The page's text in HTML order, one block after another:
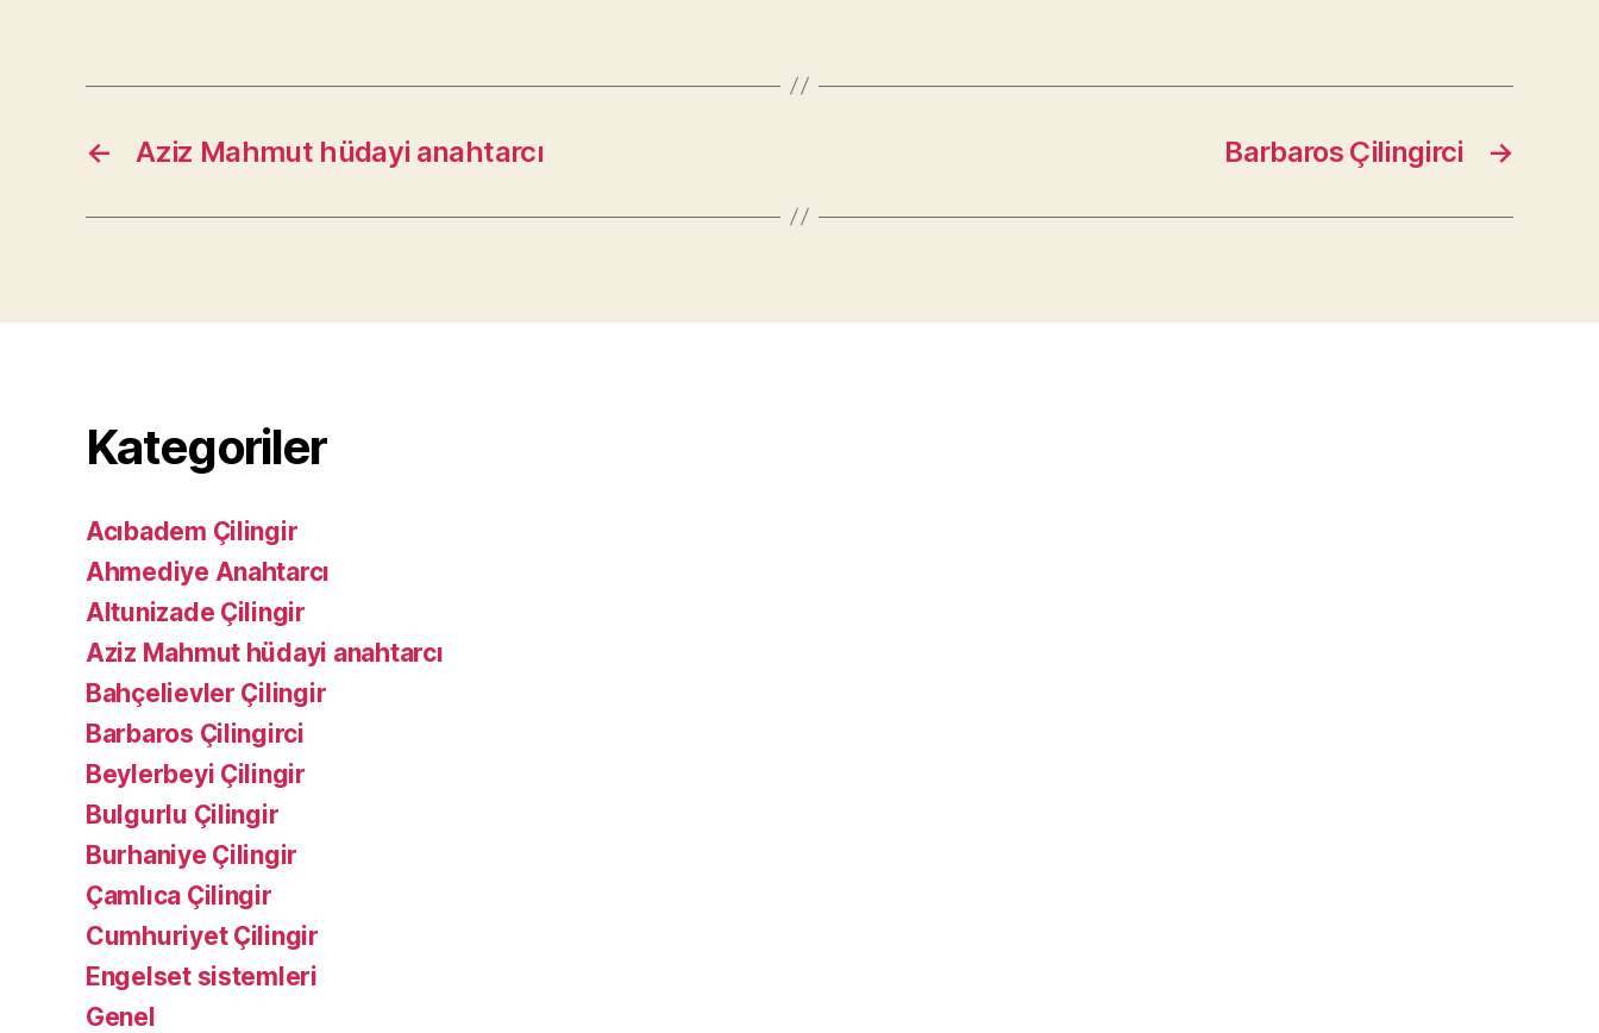
← Aziz Mahmut hüdayi anahtarcı →
Barbaros Çilingirci
Kategoriler
Acıbadem Çilingir
Ahmediye Anahtarcı
Altunizade Çilingir
Aziz Mahmut hüdayi anahtarcı
Bahçelievler Çilingir
Barbaros Çilingirci
Beylerbeyi Çilingir
Bulgurlu Çilingir
Burhaniye Çilingir
Çamlıca Çilingir
Cumhuriyet Çilingir
Engelset sistemleri
Genel